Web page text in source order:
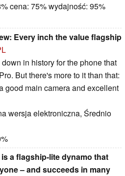
cena: 75% wydajność: 95%
Every inch the value flagship
in history for the phone that
But there's more to it than that:
good main camera and excellent
wersja elektroniczna, Średnio
a flagship-lite dynamo that
– and succeeds in many